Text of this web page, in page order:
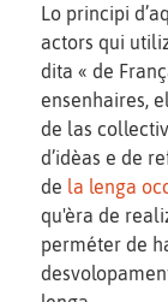
Lo principi
actors qui
dita « de
ensenhaires,
de las
d’idèas e de
de la lenga
qu'èra de
perméter de